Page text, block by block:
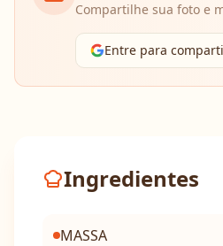
Compartilhe sua foto e
Entre para
Ingredientes
MASSA